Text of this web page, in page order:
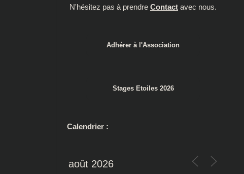
N'hésitez pas à prendre Contact avec nous.
Adhérer à l'Association
Stages Etoiles 2026
Calendrier :